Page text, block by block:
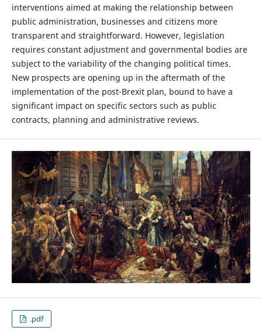
interventions aimed at making the relationship between
public administration, businesses and citizens more
transparent and straightforward. However, legislation
requires constant adjustment and governmental bodies are
subject to the variability of the changing political times.
New prospects are opening up in the aftermath of the
implementation of the post-Brexit plan, bound to have a
significant impact on specific sectors such as public
contracts, planning and administrative reviews.
.pdf